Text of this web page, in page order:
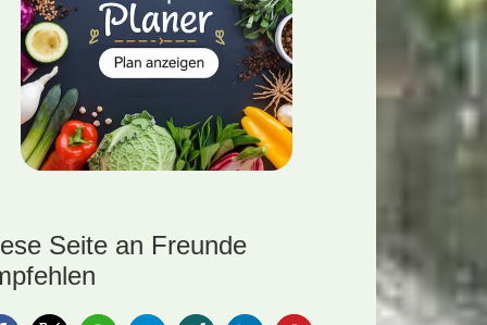
Seite an Freunde